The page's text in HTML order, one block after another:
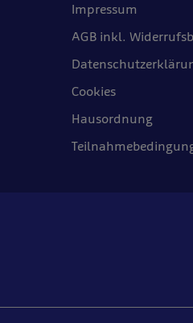
Impressum
AGB inkl.
Cookies
Hausordnung